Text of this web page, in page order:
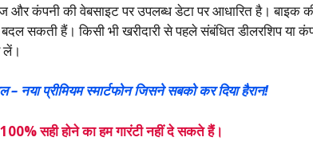
और कंपनी की वेबसाइट पर उपलब्ध डेटा पर आधारित है। बाइक
सकती हैं। किसी भी खरीदारी से पहले संबंधित डीलरशिप या
लें।
– नया प्रीमियम स्मार्टफोन जिसने सबको कर दिया हैरान!
सही होने का हम गारंटी नहीं दे सकते हैं।